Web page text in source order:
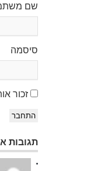
שם
סיסמה
זכור
התחבר
תגובות